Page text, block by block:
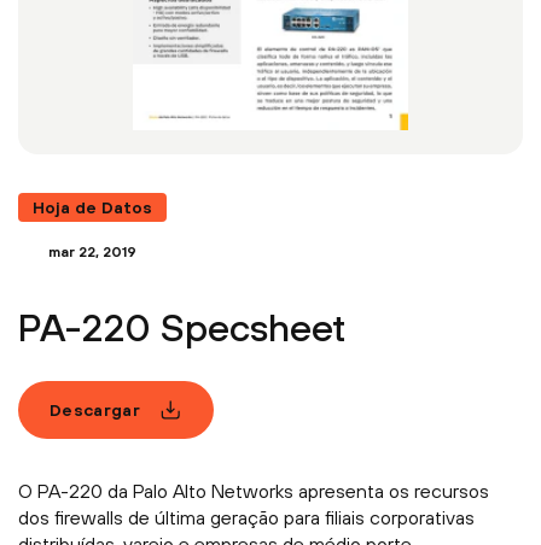
Hoja de Datos
mar 22, 2019
PA-220 Specsheet
Descargar
O PA-220 da Palo Alto Networks apresenta os recursos
dos firewalls de última geração para filiais corporativas